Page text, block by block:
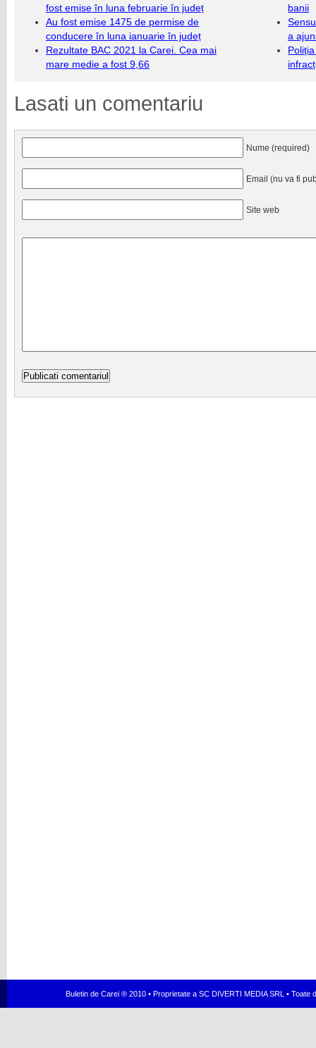
fost emise în luna februarie în județ
Au fost emise 1475 de permise de
conducere în luna ianuarie în județ
Rezultate BAC 2021 la Carei. Cea mai
mare medie a fost 9,66
banii
a
Lasati un comentariu
Nume (required)
Email (nu va fi
Site web
Buletin de Carei ® 2010 • Proprietate a SC DIVERTI MEDIA SRL •